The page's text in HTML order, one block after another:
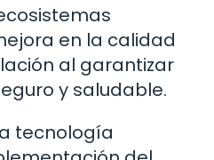
en la calidad
al garantizar
y saludable.
tecnología